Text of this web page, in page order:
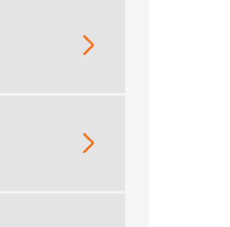

